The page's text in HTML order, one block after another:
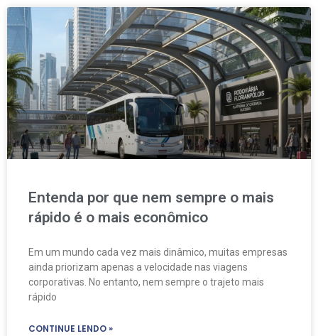
Entenda por que nem sempre o mais
rápido é o mais econômico
Em um mundo cada vez mais dinâmico, muitas empresas
ainda priorizam apenas a velocidade nas viagens
corporativas. No entanto, nem sempre o trajeto mais
rápido
CONTINUE LENDO »